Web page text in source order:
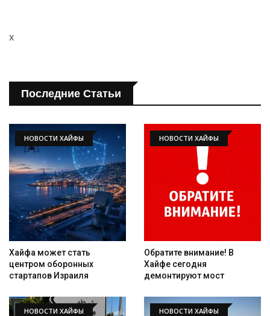
x
Последние Статьи
НОВОСТИ ХАЙФЫ
Хайфа может стать
центром оборонных
стартапов Израиля
НОВОСТИ ХАЙФЫ
Обратите внимание! В
Хайфе сегодня
демонтируют мост
НОВОСТИ ХАЙФЫ НОВОСТИ ХАЙФЫ